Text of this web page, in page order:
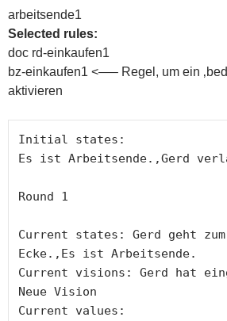
arbeitsende1
Selected rules:
doc rd-einkaufen1
bz-einkaufen1 <—– Regel, um ein
aktivieren
Initial states:
Es ist Arbeitsende.,Gerd
Round 1
Current states: Gerd geht zum
Ecke.,Es ist Arbeitsende.
Current visions: Gerd hat
Neue Vision
Current values: